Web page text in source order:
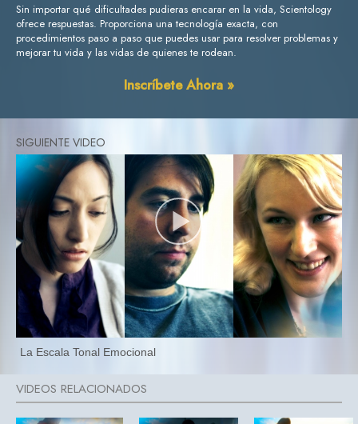
Sin importar qué dificultades pudieras encarar en la vida, Scientology
ofrece respuestas. Proporciona una tecnología exacta, con
procedimientos paso a paso que puedes usar para resolver problemas y
mejorar tu vida y las vidas de quienes te rodean.
Inscríbete Ahora »
La Escala Tonal Emocional